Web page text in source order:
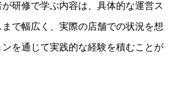
研修で学ぶ内容は、具体的な運営ス
で幅広く、実際の店舗での状況を想
を通じて実践的な経験を積むことが